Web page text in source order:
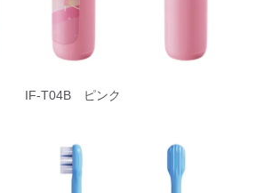
IF-T04B ピンク